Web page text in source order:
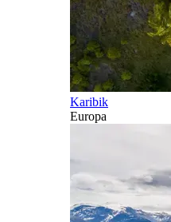
Karibik
Europa